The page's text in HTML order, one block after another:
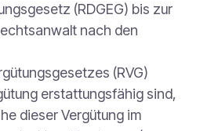
(RDGEG) bis zur
nach den
(RVG)
erstattungsfähig sind,
dieser Vergütung im